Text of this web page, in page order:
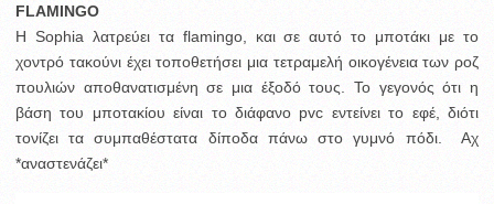
FLAMINGO
H Sophia λατρεύει τα flamingo, και σε αυτό το μποτάκι με το
χοντρό τακούνι έχει τοποθετήσει μια τετραμελή οικογένεια των ροζ
πουλιών αποθανατισμένη σε μια έξοδό τους. Το γεγονός ότι η
βάση του μποτακίου είναι το διάφανο pvc εντείνει το εφέ, διότι
τονίζει τα συμπαθέστατα δίποδα πάνω στο γυμνό πόδι. Αχ
*αναστενάζει*